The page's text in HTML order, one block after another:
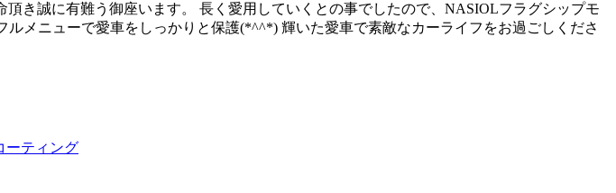
き誠に有難う御座います。 長く愛用していくとの事でしたので、NASIOLフラグシップモ
メニューで愛車をしっかりと保護(*^^*) 輝いた愛車で素敵なカーライフをお過ごしくださ